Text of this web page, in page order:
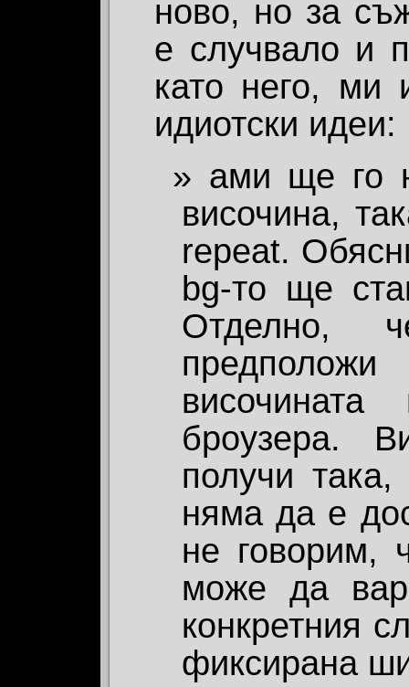
ново, но за
е случвало и
като него, ми
идиотски идеи:
ами ще го
височина,
repeat.
bg-то ще
броузера.
получи
няма да е
не говорим,
може да
конкретния
фиксирана